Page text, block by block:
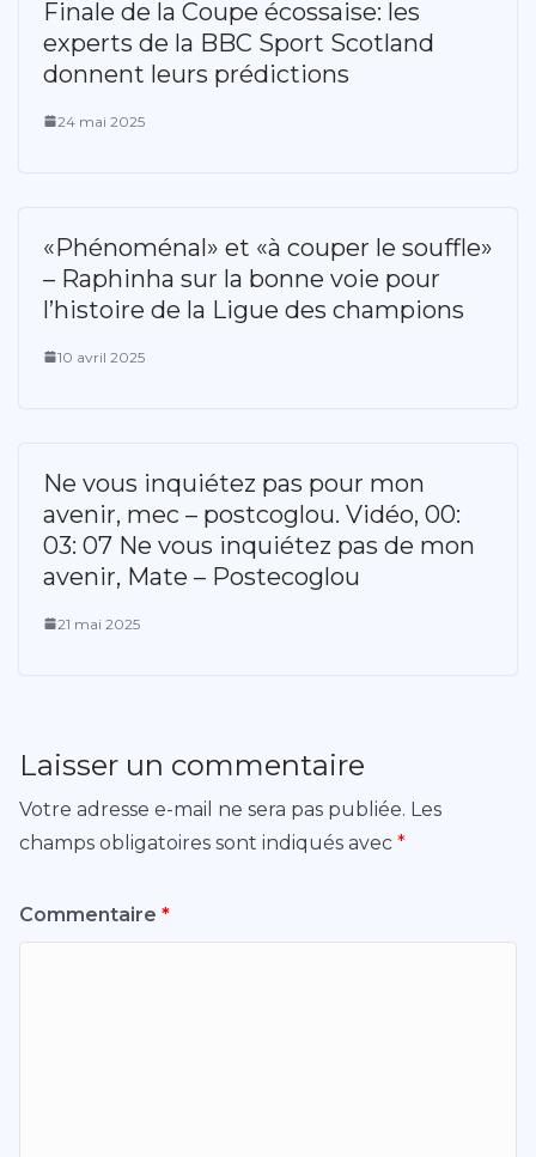
Finale de la Coupe écossaise: les
experts de la BBC Sport Scotland
donnent leurs prédictions
24 mai 2025
«Phénoménal» et «à couper le souffle»
– Raphinha sur la bonne voie pour
l’histoire de la Ligue des champions
10 avril 2025
Ne vous inquiétez pas pour mon
avenir, mec – postcoglou. Vidéo, 00:
03: 07 Ne vous inquiétez pas de mon
avenir, Mate – Postecoglou
21 mai 2025
Laisser un commentaire
Votre adresse e-mail ne sera pas publiée. Les
champs obligatoires sont indiqués avec *
Commentaire *